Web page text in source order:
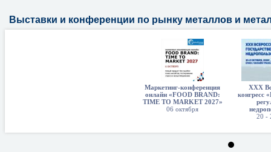
Выставки и конференции по рынку металлов и
Маркетинг-конференция
онлайн «FOOD BRAND:
TIME TO MARKET 2027»
06 октября
XXX
конгресс
20 -